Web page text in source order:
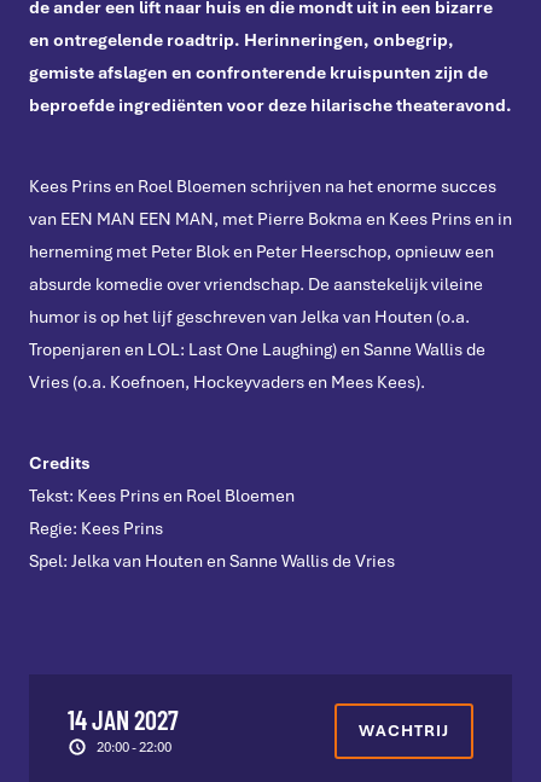
de ander een lift naar huis en die mondt uit in een bizarre
en ontregelende roadtrip. Herinneringen, onbegrip,
gemiste afslagen en confronterende kruispunten zijn de
beproefde ingrediënten voor deze hilarische theateravond.
Kees Prins en Roel Bloemen schrijven na het enorme succes
van EEN MAN EEN MAN, met Pierre Bokma en Kees Prins en in
herneming met Peter Blok en Peter Heerschop, opnieuw een
absurde komedie over vriendschap. De aanstekelijk vileine
humor is op het lijf geschreven van Jelka van Houten (o.a.
Tropenjaren en LOL: Last One Laughing) en Sanne Wallis de
Vries (o.a. Koefnoen, Hockeyvaders en Mees Kees).
Credits
Tekst: Kees Prins en Roel Bloemen
Regie: Kees Prins
Spel: Jelka van Houten en Sanne Wallis de Vries
14 JAN 2027
20:00 - 22:00
WACHTRIJ